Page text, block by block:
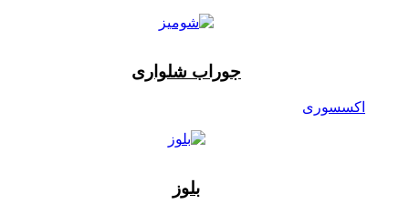
جوراب شلواری
اکسسوری
بلوز